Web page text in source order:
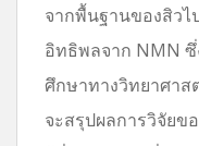
จากพื้นฐานของสิวไ
อิทธิพลจาก NMN
ศึกษาทางวิทยาศาส
จะสรุปผลการวิจัยข